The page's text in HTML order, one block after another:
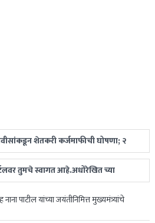
शेतकरी कर्जमाफीची घोषणा; २
अजित पवारांचे विमान
तुमचे स्वागत आहे.अधोरेखित च्या
ते देशविदेशातील ताज्या
न्यूज वाचकांपर्यंत नि:पक्ष व निर्भीडपणे
नाना पाटील यांच्या जयंतीनिमित्त मुख्यमंत्र्यांचे